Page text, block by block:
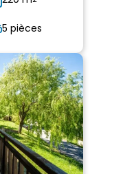
5 pièces